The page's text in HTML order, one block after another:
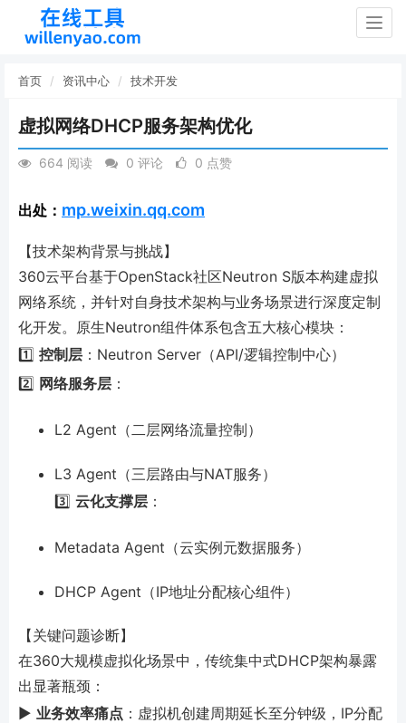
首页 资讯中心 技术开发
虚拟网络DHCP服务架构优化
664 阅读 0 评论 0 点赞
出处： mp.weixin.qq.com
【技术架构背景与挑战】
360云平台基于OpenStack社区Neutron S版本构建虚拟
网络系统，并针对自身技术架构与业务场景进行深度定制
化开发。原生Neutron组件体系包含五大核心模块：
1️⃣ 控制层 ：Neutron Server（API/逻辑控制中心）
2️⃣ 网络服务层 ：
L2 Agent（二层网络流量控制）
L3 Agent（三层路由与NAT服务）
3️⃣ 云化支撑层 ：
Metadata Agent（云实例元数据服务）
DHCP Agent（IP地址分配核心组件）
【关键问题诊断】
在360大规模虚拟化场景中，传统集中式DHCP架构暴露
出显著瓶颈：
▶️ 业务效率痛点 ：虚拟机创建周期延长至分钟级，IP分配